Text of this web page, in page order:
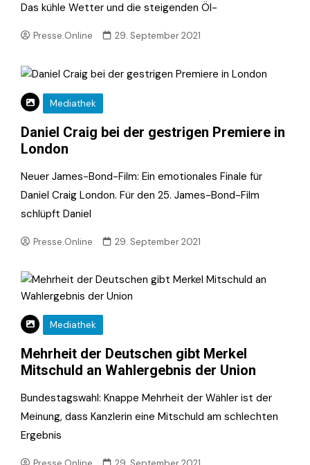
Das kühle Wetter und die steigenden Öl-
Presse.Online 29. September 2021
Mediathek
Daniel Craig bei der gestrigen Premiere in
London
Neuer James-Bond-Film: Ein emotionales Finale für
Daniel Craig London. Für den 25. James-Bond-Film
schlüpft Daniel
Presse.Online 29. September 2021
Mediathek
Mehrheit der Deutschen gibt Merkel
Mitschuld an Wahlergebnis der Union
Bundestagswahl: Knappe Mehrheit der Wähler ist der
Meinung, dass Kanzlerin eine Mitschuld am schlechten
Ergebnis